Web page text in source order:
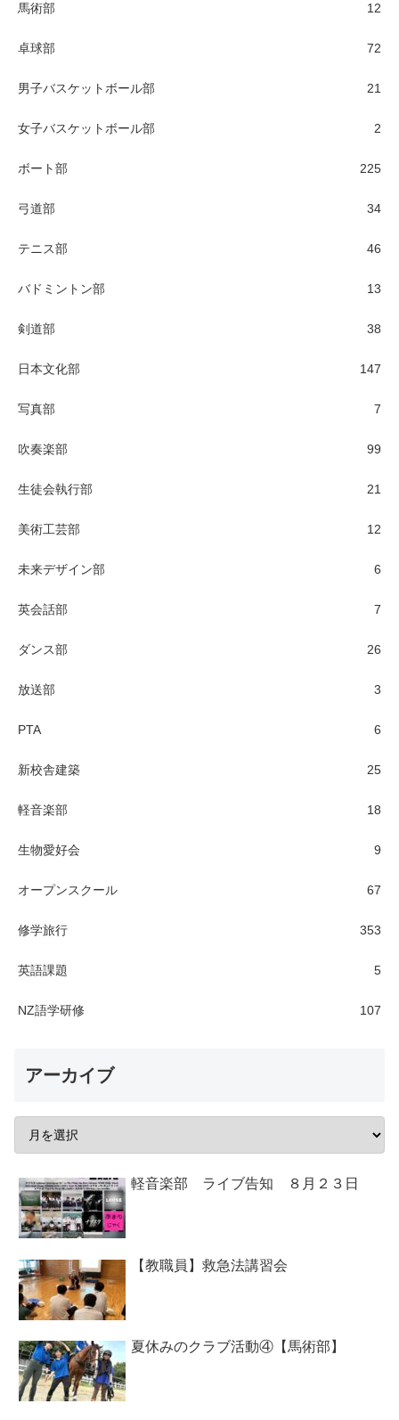
馬術部 12
卓球部 72
男子バスケットボール部 21
女子バスケットボール部 2
ボート部 225
弓道部 34
テニス部 46
バドミントン部 13
剣道部 38
日本文化部 147
写真部 7
吹奏楽部 99
生徒会執行部 21
美術工芸部 12
未来デザイン部 6
英会話部 7
ダンス部 26
放送部 3
PTA 6
新校舎建築 25
軽音楽部 18
生物愛好会 9
オープンスクール 67
修学旅行 353
英語課題 5
NZ語学研修 107
アーカイブ
軽音楽部 ライブ告知 ８月２３日
【教職員】救急法講習会
夏休みのクラブ活動④【馬術部】